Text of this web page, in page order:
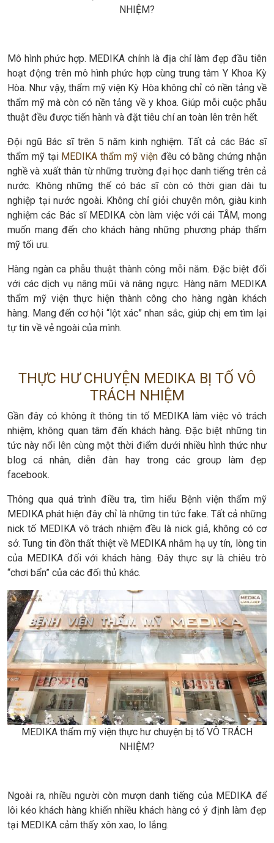
NHIỆM?
Mô hình phức hợp. MEDIKA chính là địa chỉ làm đẹp đầu tiên
hoạt động trên mô hình phức hợp cùng trung tâm Y Khoa Kỳ
Hòa. Như vậy, thẩm mỹ viện Kỳ Hòa không chỉ có nền tảng về
thẩm mỹ mà còn có nền tảng về y khoa. Giúp mỗi cuộc phẫu
thuật đều được tiến hành và đặt tiêu chí an toàn lên trên hết.
Đội ngũ Bác sĩ trên 5 năm kinh nghiệm. Tất cả các Bác sĩ
thẩm mỹ tại MEDIKA thẩm mỹ việnđều có bằng chứng nhận
nghề và xuất thân từ những trường đại học danh tiếng trên cả
nước. Không những thế có bác sĩ còn có thời gian dài tu
nghiệp tại nước ngoài. Không chỉ giỏi chuyên môn, giàu kinh
nghiệm các Bác sĩ MEDIKA còn làm việc với cái TÂM, mong
muốn mang đến cho khách hàng những phương pháp thẩm
mỹ tối ưu.
Hàng ngàn ca phẫu thuật thành công mỗi năm. Đặc biệt đối
với các dịch vụ nâng mũi và nâng ngực. Hàng năm MEDIKA
thẩm mỹ viện thực hiện thành công cho hàng ngàn khách
hàng. Mang đến cơ hội “lột xác” nhan sắc, giúp chị em tìm lại
tự tin về vẻ ngoài của mình.
THỰC HƯ CHUYỆN MEDIKA BỊ TỐ VÔ
TRÁCH NHIỆM
Gần đây có không ít thông tin tố MEDIKA làm việc vô trách
nhiệm, không quan tâm đến khách hàng. Đặc biệt những tin
tức này nổi lên cùng một thời điểm dưới nhiều hình thức như
blog cá nhân, diễn đàn hay trong các group làm đẹp
facebook.
Thông qua quá trình điều tra, tìm hiểu Bệnh viện thẩm mỹ
MEDIKA phát hiện đây chỉ là những tin tức fake. Tất cả những
nick tố MEDIKA vô trách nhiệm đều là nick giả, không có cơ
sở. Tung tin đồn thất thiệt về MEDIKA nhằm hạ uy tín, lòng tin
của MEDIKA đối với khách hàng. Đây thực sự là chiêu trò
“chơi bẩn” của các đối thủ khác.
MEDIKA thẩm mỹ viện thực hư chuyện bị tố VÔ TRÁCH
NHIỆM?
Ngoài ra, nhiều người còn mượn danh tiếng của MEDIKA để
lôi kéo khách hàng khiến nhiều khách hàng có ý định làm đẹp
tại MEDIKA cảm thấy xôn xao, lo lắng.